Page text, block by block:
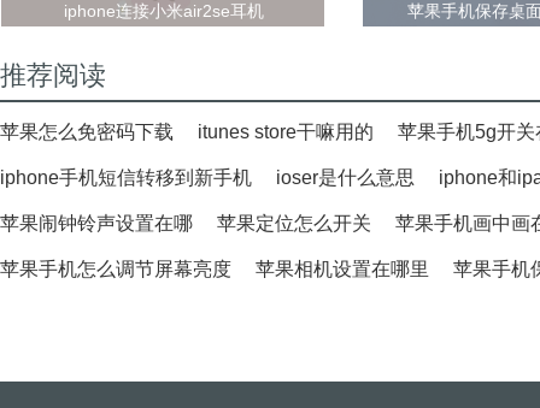
iphone连接小米air2se耳机 苹果手机保存桌
推荐阅读
苹果怎么免密码下载 itunes store干嘛用的 苹果手机5g开关
iphone手机短信转移到新手机 ioser是什么意思 iphone和
苹果闹钟铃声设置在哪 苹果定位怎么开关 苹果手机画中画
苹果手机怎么调节屏幕亮度 苹果相机设置在哪里 苹果手机